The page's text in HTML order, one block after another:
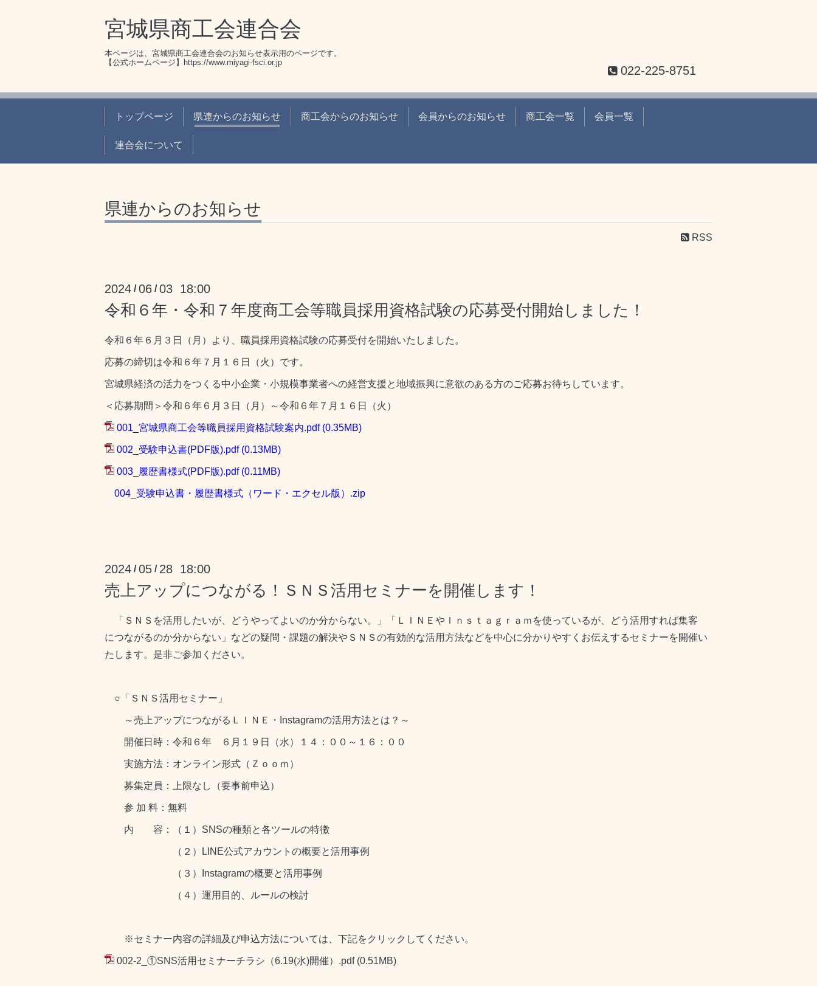
宮城県商工会連合会
本ページは、宮城県商工会連合会のお知らせ表示用のページです。
【公式ホームページ】https://www.miyagi-fsci.or.jp
022-225-8751
トップページ 県連からのお知らせ 商工会からのお知らせ 会員からのお知らせ 商工会一覧 会員一覧
連合会について
県連からのお知らせ
RSS
2024 /06 /03 18:00
令和６年・令和７年度商工会等職員採用資格試験の応募受付開始しました！
令和６年６月３日（月）より、職員採用資格試験の応募受付を開始いたしました。
応募の締切は令和６年７月１６日（火）です。
宮城県経済の活力をつくる中小企業・小規模事業者への経営支援と地域振興に意欲のある方のご応募お待ちしています。
＜応募期間＞令和６年６月３日（月）～令和６年７月１６日（火）
001_宮城県商工会等職員採用資格試験案内.pdf(0.35MB)
002_受験申込書(PDF版).pdf(0.13MB)
003_履歴書様式(PDF版).pdf(0.11MB)
004_受験申込書・履歴書様式（ワード・エクセル版）.zip
2024 /05 / 28 18:00
売上アップにつながる！ＳＮＳ活用セミナーを開催します！
「ＳＮＳを活用したいが、どうやってよいのか分からない。」「ＬＩＮＥやＩｎｓｔａｇｒａｍを使っているが、どう活用すれば集客
につながるのか分からない」などの疑問・課題の解決やＳＮＳの有効的な活用方法などを中心に分かりやすくお伝えするセミナーを開催い
たします。是非ご参加ください。
○「ＳＮＳ活用セミナー」
～売上アップにつながるＬＩＮＥ・Instagramの活用方法とは？～
開催日時：令和６年 ６月１９日（水）１４：００～１６：００
実施方法：オンライン形式（Ｚｏｏｍ）
募集定員：上限なし（要事前申込）
参 加 料：無料
内 容：（１）SNSの種類と各ツールの特徴
（２）LINE公式アカウントの概要と活用事例
（３）Instagramの概要と活用事例
（４）運用目的、ルールの検討
※セミナー内容の詳細及び申込方法については、下記をクリックしてください。
002-2_①SNS活用セミナーチラシ（6.19(水)開催）.pdf(0.51MB)